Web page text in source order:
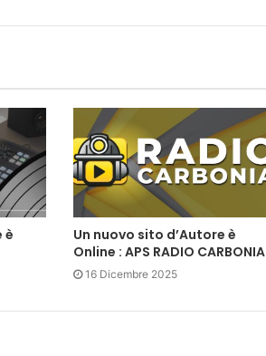
è
Un nuovo sito d’Autore è
Online : APS RADIO CARBONIA
16 Dicembre 2025